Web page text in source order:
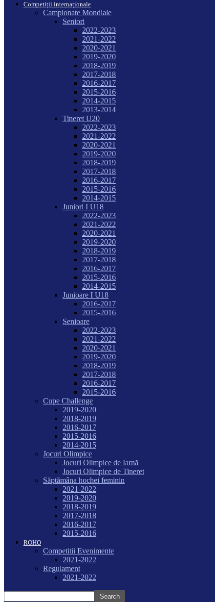
Competiții internaționale
Campionate Mondiale
Seniori
2022-2023
2021-2022
2020-2021
2019-2020
2018-2019
2017-2018
2016-2017
2015-2016
2014-2015
2013-2014
Tineret U20
2022-2023
2021-2022
2020-2021
2019-2020
2018-2019
2017-2018
2016-2017
2015-2016
2014-2015
Juniori I U18
2022-2023
2021-2022
2020-2021
2019-2020
2018-2019
2017-2018
2016-2017
2015-2016
2014-2015
Junioare I U18
2016-2017
2015-2016
Senioare
2022-2023
2021-2022
2020-2021
2019-2020
2018-2019
2017-2018
2016-2017
2015-2016
Cupe Challenge
2019-2020
2018-2019
2016-2017
2015-2016
2014-2015
Jocuri Olimpice
Jocuri Olimpice de Iarnă
Jocuri Olimpice de Tineret
Săptămâna hochei feminin
2021-2022
2019-2020
2018-2019
2017-2018
2016-2017
2015-2016
ROHO
Competitii Evenimente
2021-2022
Regulament
2021-2022